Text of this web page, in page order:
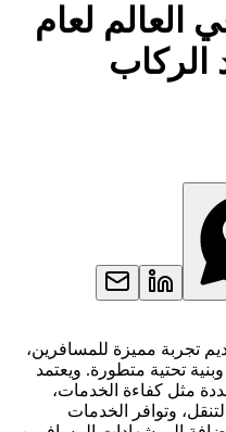
العالم لعام
تجربة مميزة للمسافرين،
تحتية متطورة. ويعتمد
مثل كفاءة الخدمات،
وتوافر الخدمات